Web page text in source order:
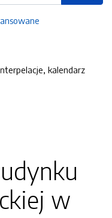
kalendarz
w